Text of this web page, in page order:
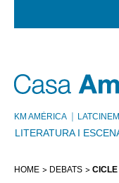
KM AMÈRICA
LITERATURA I
HOME DEBATS CICLE